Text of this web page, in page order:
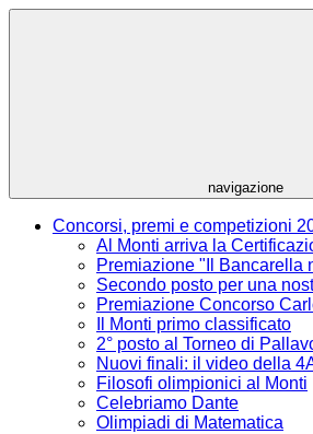
navigazione
Concorsi, premi e competizioni
Al Monti arriva la
Premiazione "Il Bancarella
Secondo posto per una
Premiazione Concorso
Il Monti primo classificato
2° posto al Torneo di
Nuovi finali: il video della
Filosofi olimpionici al Monti
Celebriamo Dante
Olimpiadi di Matematica